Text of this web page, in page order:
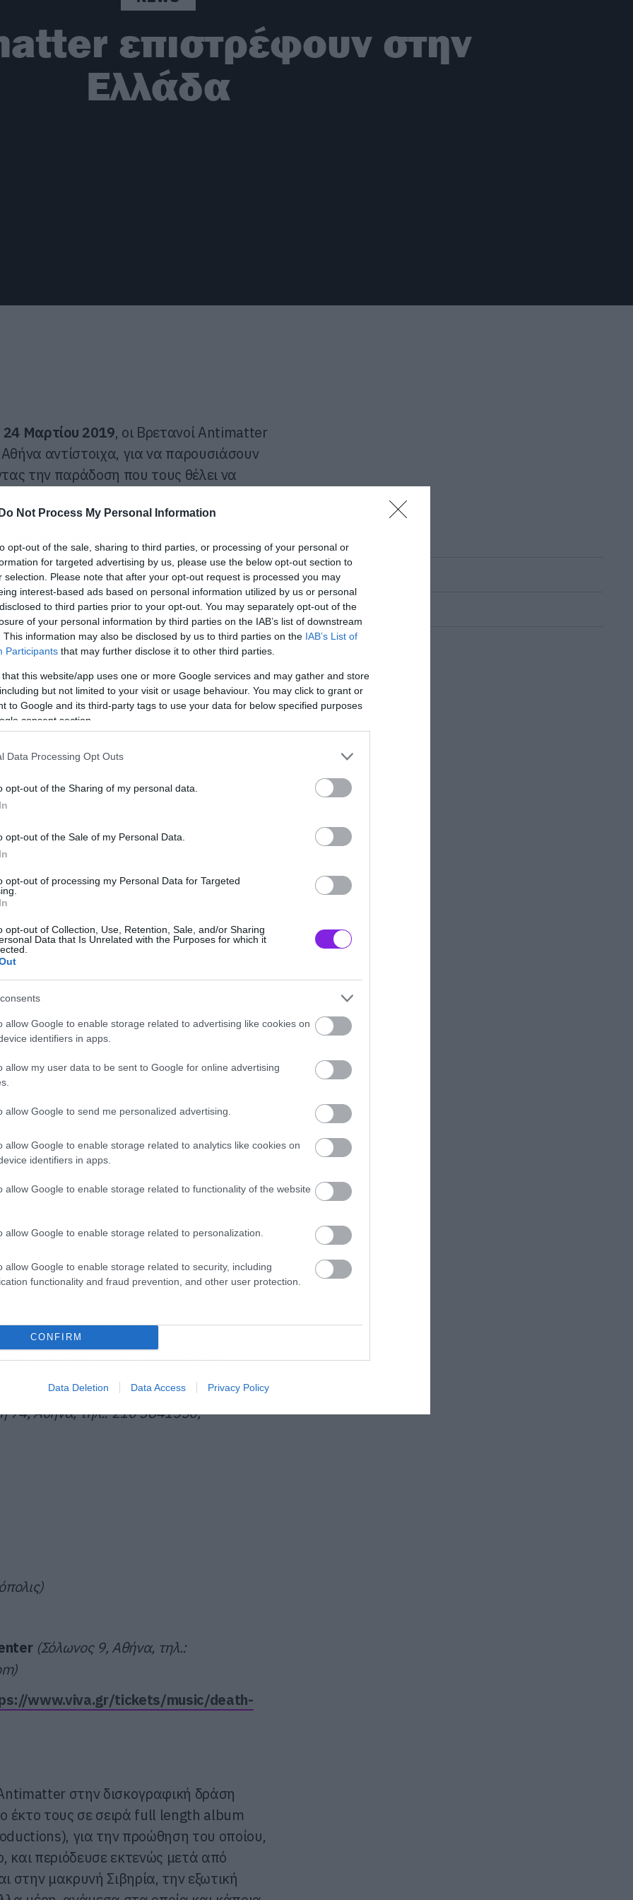
Do Not Process My Personal Information
opt-out of the sale, sharing to third parties, or processing of your personal or
for targeted advertising by us, please use the below opt-out section to
selection. Please note that after your opt-out request is processed you may
interest-based ads based on personal information utilized by us or personal
to third parties prior to your opt-out. You may separately opt-out of the
of your personal information by third parties on the IAB’s list of downstream
This information may also be disclosed by us to third parties on the IAB’s List of
Participants that may further disclose it to other third parties.
that this website/app uses one or more Google services and may gather and store
but not limited to your visit or usage behaviour. You may click to grant or
to Google and its third-party tags to use your data for below specified purposes
consent section.
Data Processing Opt Outs
opt-out of the Sharing of my personal data.
opt-out of the Sale of my Personal Data.
opt-out of processing my Personal Data for Targeted
opt-out of Collection, Use, Retention, Sale, and/or Sharing
Data that Is Unrelated with the Purposes for which it
allow Google to enable storage related to advertising like cookies on
identifiers in apps.
allow my user data to be sent to Google for online advertising
allow Google to send me personalized advertising.
allow Google to enable storage related to analytics like cookies on
identifiers in apps.
allow Google to enable storage related to functionality of the website
allow Google to enable storage related to personalization.
allow Google to enable storage related to security, including
functionality and fraud prevention, and other user protection.
CONFIRM
Data Deletion Data Access Privacy Policy
επιστρέφουν στην
Ελλάδα
24 Μαρτίου 2019, οι Βρετανοί Antimatter
αντίστοιχα, για να παρουσιάσουν
την παράδοση που τους θέλει να
κάθε νέα τους κυκλοφορία.
(Πατριάρχου Ιωακείμ 17, Θεσσαλονίκη,
τηλ.: 231 026 2912)
(Μητροπόλεως 102, Θεσσαλονίκη,
τηλ.: 2310 544304)
125, τηλ.: 2313090695)
Disco/ Αθήνα
τηλ.: 210 3304133,www.metalera.gr)
Ψυρρή, Αθήνα, τηλ.: 210 3218373,
74, Αθήνα, τηλ.: 210 3841550,
(Σόλωνος 9, Αθήνα, τηλ.:
www.viva.gr/tickets/music/death-
στην δισκογραφική δράση
έκτο τους σε σειρά full length album
για την προώθηση του οποίου,
περιόδευσε εκτενώς μετά από
στην μακρυνή Σιβηρία, την εξωτική